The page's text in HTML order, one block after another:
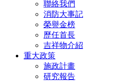
聯絡我們
消防大事記
榮譽金榜
歷任首長
吉祥物介紹
重大政策
施政計畫
研究報告